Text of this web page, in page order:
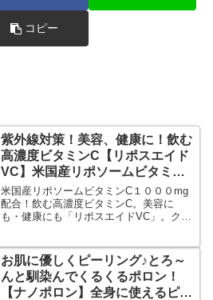
コピー
紫外線対策！美容、健康に！飲む
高濃度ビタミンC【リポスエイド
VC】米国産リポソームビタミン
C1000mg配合
米国産リポソームビタミンC１０００mg
配合！飲む高濃度ビタミンC。美容に
も・健康にも「リポスエイドVC」。クリ
ンCよりも吸収率、持続率が2倍以上高い
「リポソーム型ビタミンC」を採用して
います。
お肌に優しくピーリング♪とろ～
んと馴染んでくるくるポロン！
【ナノポロン】全身に使えるピー